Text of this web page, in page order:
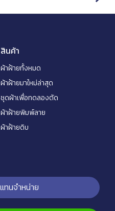
สินค้า
ผ้าฝ้ายทั้งหมด
ผ้าฝ้ายมาใหม่ล่าสุด
ชุดผ้าเพื่อทดลองตัด
ผ้าฝ้ายพิมพ์ลาย
ผ้าฝ้ายดิบ
ทนจำหน่าย